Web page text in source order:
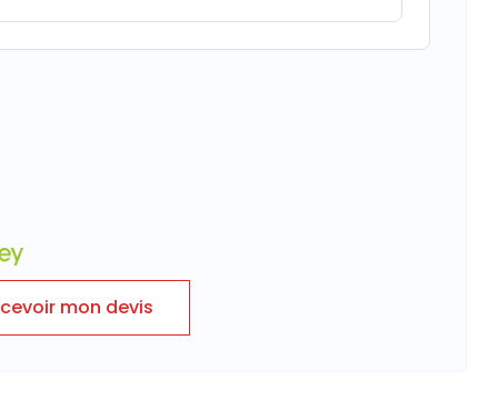
mon devis